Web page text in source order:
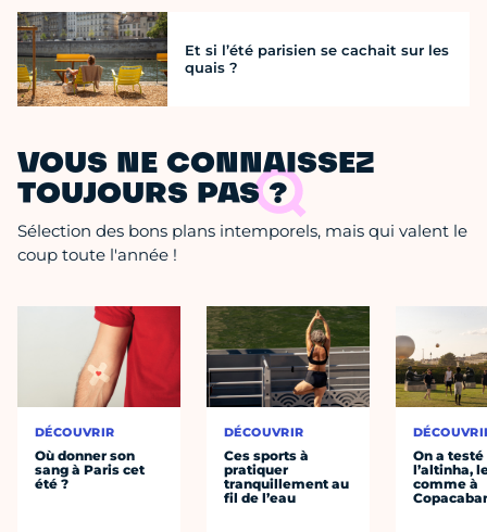
Et si l’été parisien se cachait sur les
quais ?
VOUS NE CONNAISSEZ
TOUJOURS PAS ?
Sélection des bons plans intemporels, mais qui valent le
coup toute l'année !
DÉCOUVRIR
Où donner son
sang à Paris cet
été ?
DÉCOUVRIR
Ces sports à
pratiquer
tranquillement au
fil de l’eau
On a testé
l’altinha,
comme à